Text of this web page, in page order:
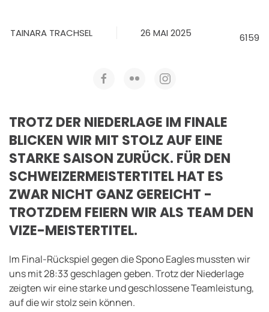
TAINARA TRACHSEL 26 MAI 2025 6159
TROTZ DER NIEDERLAGE IM FINALE
BLICKEN WIR MIT STOLZ AUF EINE
STARKE SAISON ZURÜCK. FÜR DEN
SCHWEIZERMEISTERTITEL HAT ES
ZWAR NICHT GANZ GEREICHT -
TROTZDEM FEIERN WIR ALS TEAM DEN
VIZE-MEISTERTITEL.
Im Final-Rückspiel gegen die Spono Eagles mussten wir
uns mit 28:33 geschlagen geben. Trotz der Niederlage
zeigten wir eine starke und geschlossene Teamleistung,
auf die wir stolz sein können.